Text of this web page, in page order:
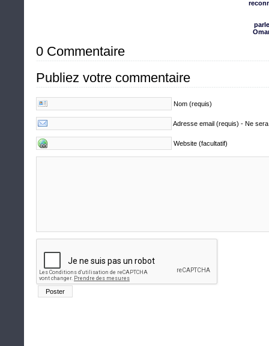
0 Commentaire
Publiez votre commentaire
Nom (requis)
Adresse email (requis) - Ne
Website (facultatif)